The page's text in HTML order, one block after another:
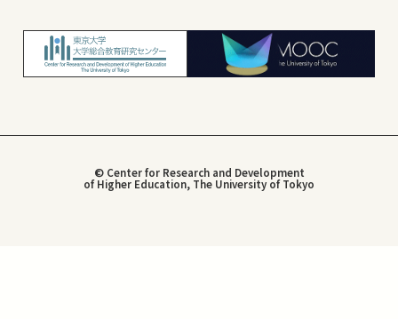
© Center for Research and Development
of Higher Education, The University of Tokyo